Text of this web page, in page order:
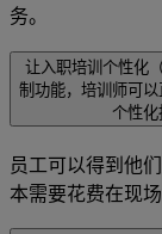
务。
让入职培训个性化
制功能，培训师可
个性
员工可以得到他
本需要花费在现